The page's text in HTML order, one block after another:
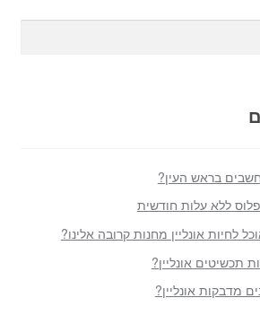
בראש העין?
ללא עלות חודשית
לחיות אונליין מחנות קרובה אלינו?
תכשיטים אונליין?
מדבקות אונליין?